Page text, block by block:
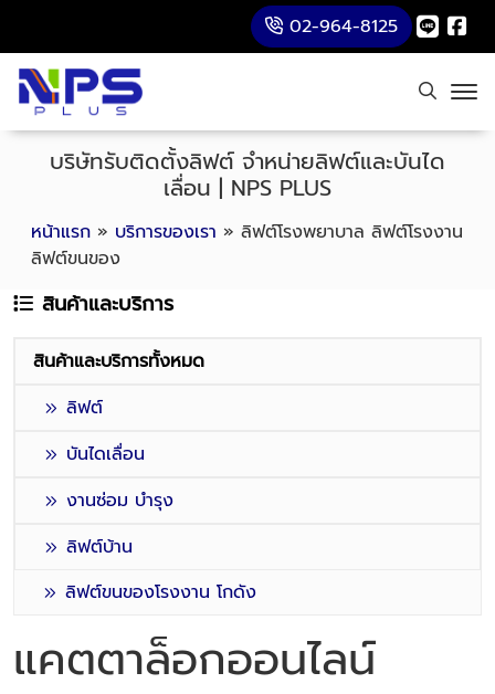
02-964-8125
หน้าแรก » บริการของเรา » ลิฟต์โรงพยาบาล ลิฟต์โรงงาน
ลิฟต์ขนของ
บริษัทรับติดตั้งลิฟต์ จำหน่ายลิฟต์และบันได
เลื่อน | NPS PLUS
สินค้าและบริการ
สินค้าและบริการทั้งหมด
ลิฟต์
บันไดเลื่อน
งานซ่อม บำรุง
ลิฟต์บ้าน
ลิฟต์ขนของโรงงาน โกดัง
แคตตาล็อกออนไลน์